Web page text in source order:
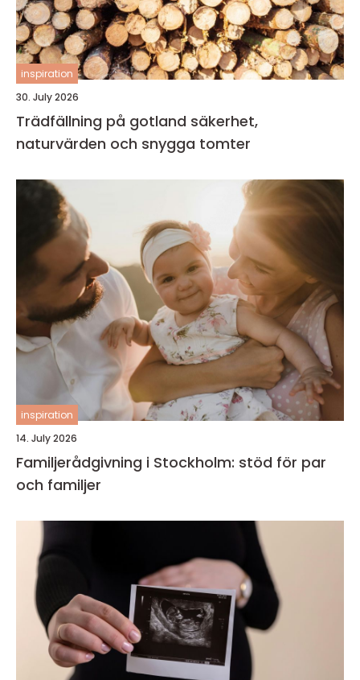
inspiration
30. July 2026
Trädfällning på gotland säkerhet,
naturvärden och snygga tomter
inspiration
14. July 2026
Familjerådgivning i Stockholm: stöd för par
och familjer